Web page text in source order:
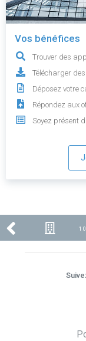
Vos bénéfices
Trouver des
Télécharger
Déposez votre
Répondez aux
Soyez présent
1